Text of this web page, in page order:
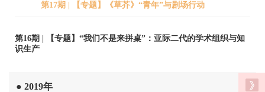
第17期 | 【专题】《草芥》“青年”与剧场行动
第16期 | 【专题】“我们不是来拼桌”：亚际二代的学术组织与知
识生产
● 2019年